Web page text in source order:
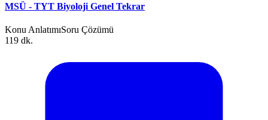
MSÜ - TYT Biyoloji Genel Tekrar
Konu AnlatımıSoru Çözümü
119 dk.